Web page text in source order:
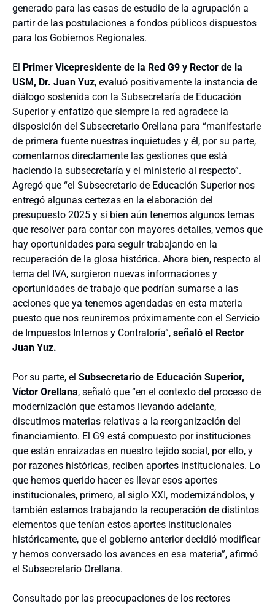
generado para las casas de estudio de la agrupación a
partir de las postulaciones a fondos públicos dispuestos
para los Gobiernos Regionales.
El Primer Vicepresidente de la Red G9 y Rector de la
USM, Dr. Juan Yuz, evaluó positivamente la instancia de
diálogo sostenida con la Subsecretaría de Educación
Superior y enfatizó que siempre la red agradece la
disposición del Subsecretario Orellana para “manifestarle
de primera fuente nuestras inquietudes y él, por su parte,
comentarnos directamente las gestiones que está
haciendo la subsecretaría y el ministerio al respecto”.
Agregó que “el Subsecretario de Educación Superior nos
entregó algunas certezas en la elaboración del
presupuesto 2025 y si bien aún tenemos algunos temas
que resolver para contar con mayores detalles, vemos que
hay oportunidades para seguir trabajando en la
recuperación de la glosa histórica. Ahora bien, respecto al
tema del IVA, surgieron nuevas informaciones y
oportunidades de trabajo que podrían sumarse a las
acciones que ya tenemos agendadas en esta materia
puesto que nos reuniremos próximamente con el Servicio
de Impuestos Internos y Contraloría”, señaló el Rector
Juan Yuz.
Por su parte, el Subsecretario de Educación Superior,
Víctor Orellana, señaló que “en el contexto del proceso de
modernización que estamos llevando adelante,
discutimos materias relativas a la reorganización del
financiamiento. El G9 está compuesto por instituciones
que están enraizadas en nuestro tejido social, por ello, y
por razones históricas, reciben aportes institucionales. Lo
que hemos querido hacer es llevar esos aportes
institucionales, primero, al siglo XXI, modernizándolos, y
también estamos trabajando la recuperación de distintos
elementos que tenían estos aportes institucionales
históricamente, que el gobierno anterior decidió modificar
y hemos conversado los avances en esa materia”, afirmó
el Subsecretario Orellana.
Consultado por las preocupaciones de los rectores